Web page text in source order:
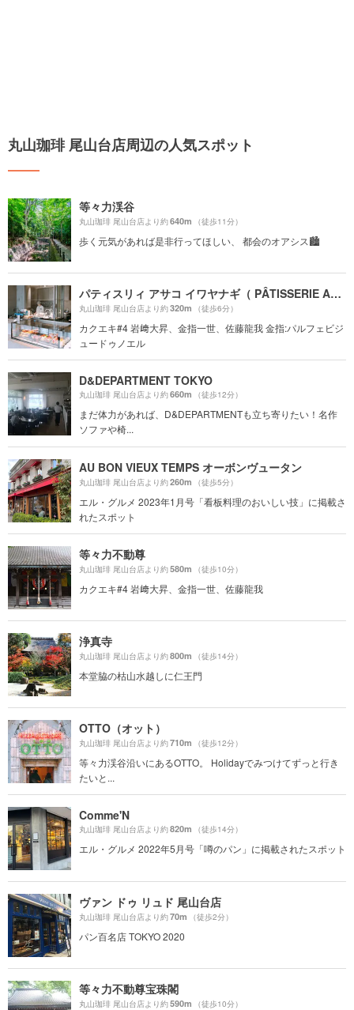
丸山珈琲 尾山台店周辺の人気スポット
等々力渓谷
丸山珈琲 尾山台店より約640m （徒歩11分）
歩く元気があれば是非行ってほしい、 都会のオアシス🏙️
パティスリィ アサコ イワヤナギ（ PÂTISSERIE ASAKO IWAYANAGI）
丸山珈琲 尾山台店より約320m （徒歩6分）
カクエキ#4 岩﨑大昇、金指一世、佐藤龍我 金指:パルフェビジ
ュードゥノエル
D&DEPARTMENT TOKYO
丸山珈琲 尾山台店より約660m （徒歩12分）
まだ体力があれば、D&DEPARTMENTも立ち寄りたい！名作
ソファや椅...
AU BON VIEUX TEMPS オーボンヴュータン
丸山珈琲 尾山台店より約260m （徒歩5分）
エル・グルメ 2023年1月号「看板料理のおいしい技」に掲載さ
れたスポット
等々力不動尊
丸山珈琲 尾山台店より約580m （徒歩10分）
カクエキ#4 岩﨑大昇、金指一世、佐藤龍我
浄真寺
丸山珈琲 尾山台店より約800m （徒歩14分）
本堂脇の枯山水越しに仁王門
OTTO（オット）
丸山珈琲 尾山台店より約710m （徒歩12分）
等々力渓谷沿いにあるOTTO。 Holidayでみつけてずっと行き
たいと...
Comme'N
丸山珈琲 尾山台店より約820m （徒歩14分）
エル・グルメ 2022年5月号「噂のパン」に掲載されたスポット
ヴァン ドゥ リュド 尾山台店
丸山珈琲 尾山台店より約70m （徒歩2分）
パン百名店 TOKYO 2020
等々力不動尊宝珠閣
丸山珈琲 尾山台店より約590m （徒歩10分）